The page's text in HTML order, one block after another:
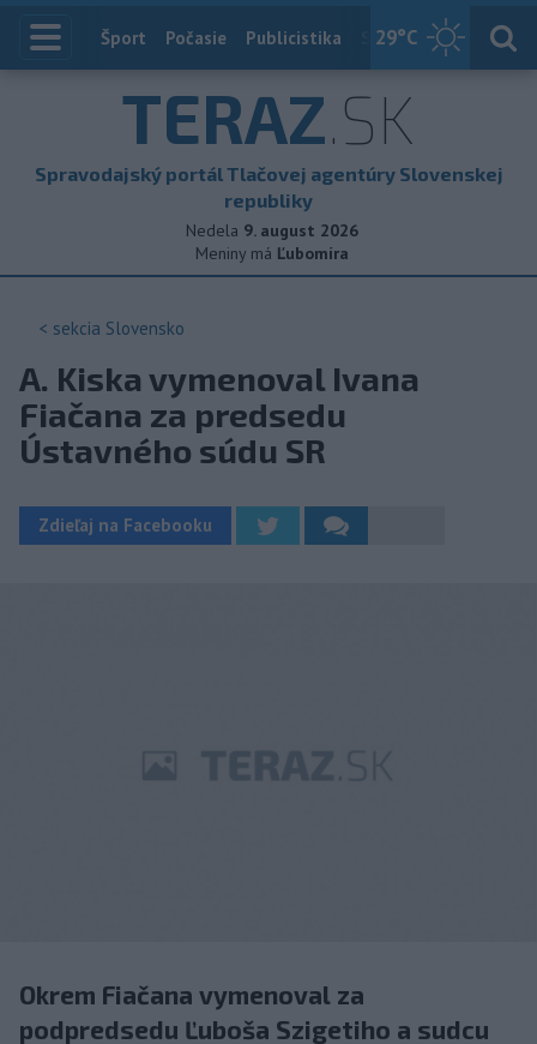
29°C
Index
Šport Počasie Publicistika Slovensko
TERAZ.SK
Spravodajský portál Tlačovej agentúry Slovenskej
republiky
Nedela 9. august 2026
Meniny má Ľubomíra
< sekcia Slovensko
A. Kiska vymenoval Ivana
Fiačana za predsedu
Ústavného súdu SR
Zdieľaj na Facebooku
Okrem Fiačana vymenoval za
podpredsedu Ľuboša Szigetiho a sudcu